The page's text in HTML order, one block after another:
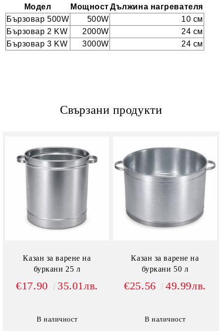
Модел МощностДължина нагревателя
Бързовар 500W
500W
10 см
Бързовар 2 KW
2000W
24 см
Бързовар 3 KW
3000W 24 см
Свързани продукти
Казан за варене на
буркани 25 л
€17.90 35.01лв.
В наличност
Казан за варене на
буркани 50 л
€25.56 49.99лв.
В наличност